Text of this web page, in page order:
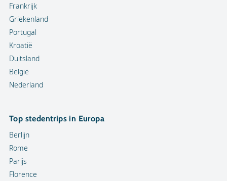
Frankrijk
Griekenland
Portugal
Kroatië
Duitsland
België
Nederland
Top stedentrips in Europa
Berlijn
Rome
Parijs
Florence